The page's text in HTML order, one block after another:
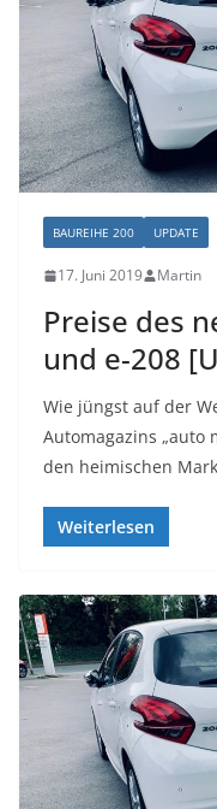
BAUREIHE 200 UPDATE
17. Juni 2019 Martin
Preise des
und e-208
Wie jüngst auf der
Automagazins „auto
den heimischen
Weiterlesen